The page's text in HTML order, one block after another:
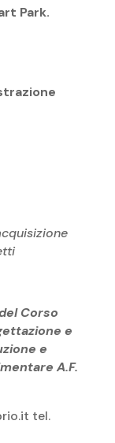
Park.
Corso
e
e
A.F.
tel.